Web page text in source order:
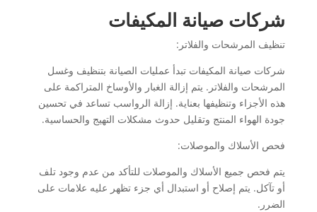
شركات صيانة المكيفات
تنظيف المرشحات والفلاتر:
شركات صيانة المكيفات تبدأ عمليات الصيانة بتنظيف وغسل
المرشحات والفلاتر. يتم إزالة الغبار والأوساخ المتراكمة على
هذه الأجزاء وتنظيفها بعناية. إزالة الرواسب تساعد في تحسين
جودة الهواء المنتج وتقليل حدوث مشكلات التهيج والحساسية.
فحص الأسلاك والموصلات:
يتم فحص جميع الأسلاك والموصلات للتأكد من عدم وجود تلف
أو تآكل. يتم إصلاح أو استبدال أي جزء تظهر عليه علامات على
الضرر.